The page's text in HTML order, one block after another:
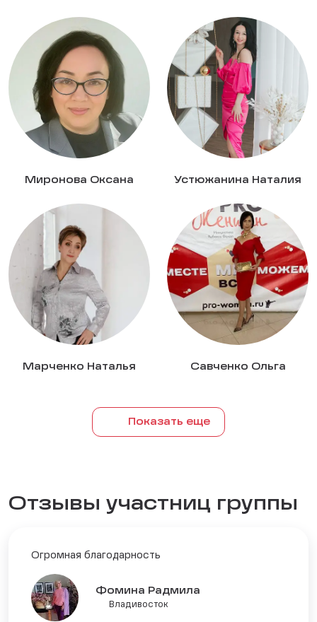
Миронова Оксана Устюжанина Наталия
Марченко Наталья Савченко Ольга
Показать еще
Отзывы участниц группы
Огромная благодарность
Фомина Радмила
Владивосток